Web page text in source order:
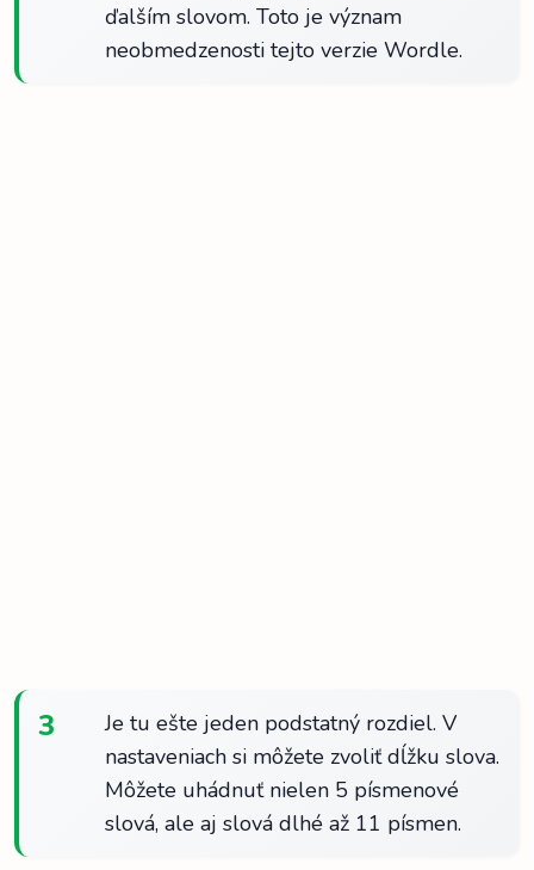
ďalším slovom. Toto je význam
neobmedzenosti tejto verzie Wordle.
3
Je tu ešte jeden podstatný rozdiel. V
nastaveniach si môžete zvoliť dĺžku slova.
Môžete uhádnuť nielen 5 písmenové
slová, ale aj slová dlhé až 11 písmen.